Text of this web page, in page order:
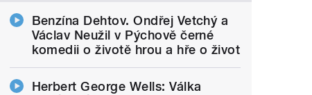
Benzína Dehtov. Ondřej Vetchý a
Václav Neužil v Pýchově černé
komedii o životě hrou a hře o život
Herbert George Wells: Válka